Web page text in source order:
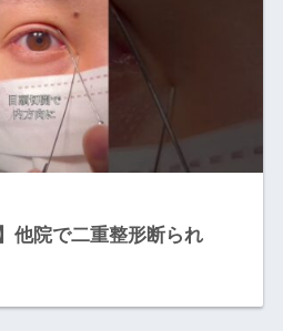
他院で二重整形断られ